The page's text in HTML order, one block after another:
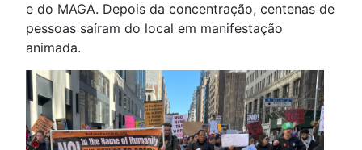
e do MAGA. Depois da concentração, centenas de
pessoas saíram do local em manifestação
animada.